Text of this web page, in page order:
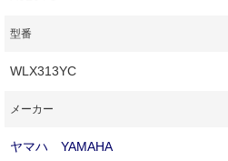
型番
WLX313YC
メーカー
ヤマハ YAMAHA